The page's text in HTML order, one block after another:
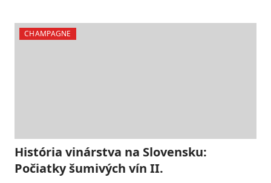
CHAMPAGNE
História vinárstva na Slovensku:
Počiatky šumivých vín II.